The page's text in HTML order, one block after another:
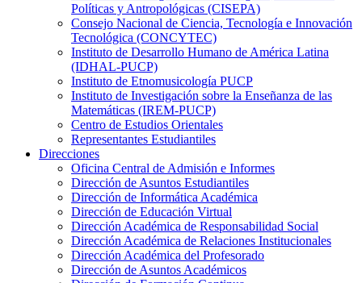
Políticas y Antropológicas (CISEPA)
Consejo Nacional de Ciencia, Tecnología e Innovación
Tecnológica (CONCYTEC)
Instituto de Desarrollo Humano de América Latina
(IDHAL-PUCP)
Instituto de Etnomusicología PUCP
Instituto de Investigación sobre la Enseñanza de las
Matemáticas (IREM-PUCP)
Centro de Estudios Orientales
Representantes Estudiantiles
Direcciones
Oficina Central de Admisión e Informes
Dirección de Asuntos Estudiantiles
Dirección de Informática Académica
Dirección de Educación Virtual
Dirección Académica de Responsabilidad Social
Dirección Académica de Relaciones Institucionales
Dirección Académica del Profesorado
Dirección de Asuntos Académicos